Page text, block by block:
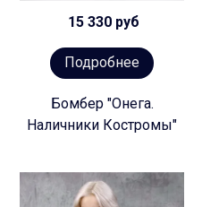
15 330 руб
Подробнее
Бомбер "Онега.
Наличники Костромы"